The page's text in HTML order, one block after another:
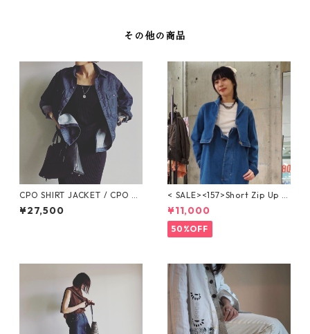
その他の商品
CPO SHIRT JACKET / CPO シ
ャツジャケットWB23305
¥27,500
< SALE><157>Short Zip Up J
acket / ショートジップアップ
ジャケット【BLUE HEAVEN】
WBN4124
¥11,000
50%OFF